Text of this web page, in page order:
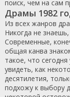
поиск, чем на сам
Драмы 1982
Из всех жанров
Никогда не
Современные,
общая канва
такое, что
увидеть, как
десятилетия,
подхожу к выбору